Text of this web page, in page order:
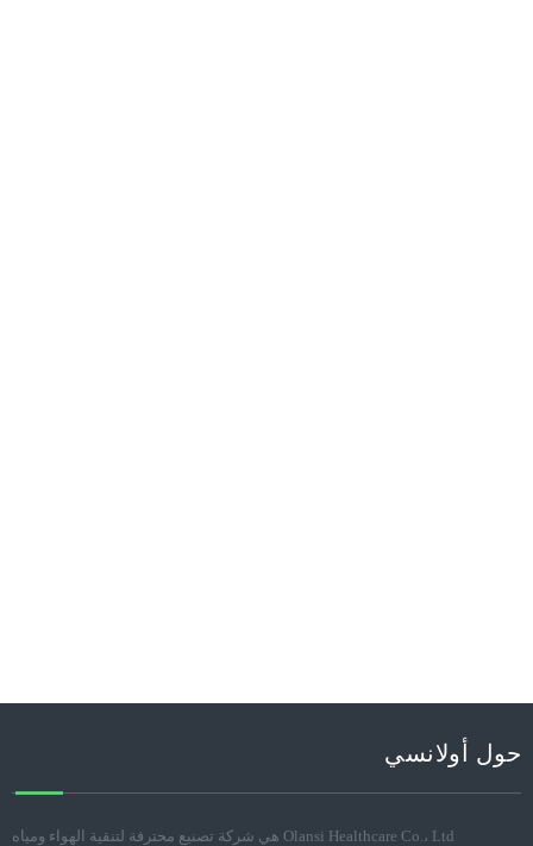
حول أولانسي
Olansi Healthcare Co.، Ltd هي شركة تصنيع محترفة لتنقية الهواء ومياه